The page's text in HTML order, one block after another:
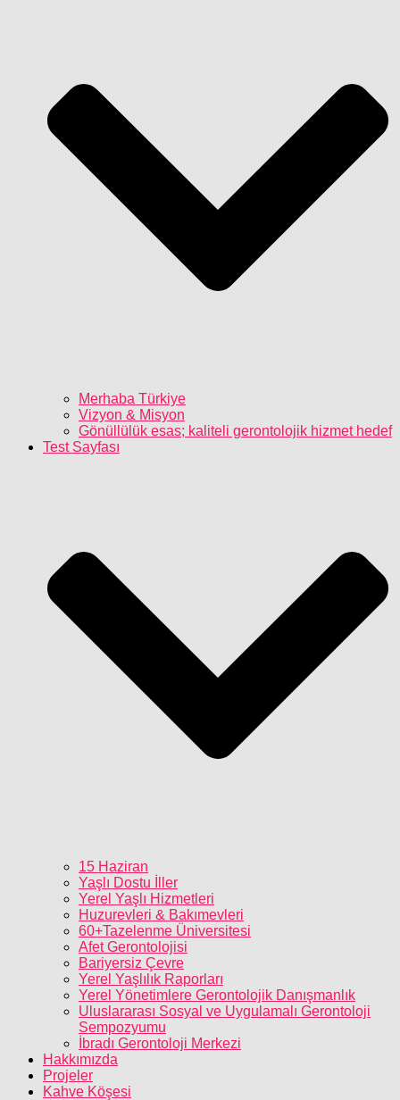
Merhaba Türkiye
Vizyon & Misyon
Gönüllülük esas; kaliteli gerontolojik hizmet hedef
Test Sayfası
15 Haziran
Yaşlı Dostu İller
Yerel Yaşlı Hizmetleri
Huzurevleri & Bakımevleri
60+Tazelenme Üniversitesi
Afet Gerontolojisi
Bariyersiz Çevre
Yerel Yaşlılık Raporları
Yerel Yönetimlere Gerontolojik Danışmanlık
Uluslararası Sosyal ve Uygulamalı Gerontoloji
Sempozyumu
İbradı Gerontoloji Merkezi
Hakkımızda
Projeler
Kahve Köşesi